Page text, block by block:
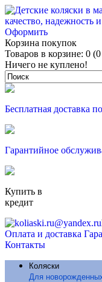
Оформить
Корзина покупок
Товаров в корзине: 0
Ничего не куплено!
Бесплатная доставка
Гарантийное
Купить в
кредит
Оплата и доставка
Контакты
Коляски
Для